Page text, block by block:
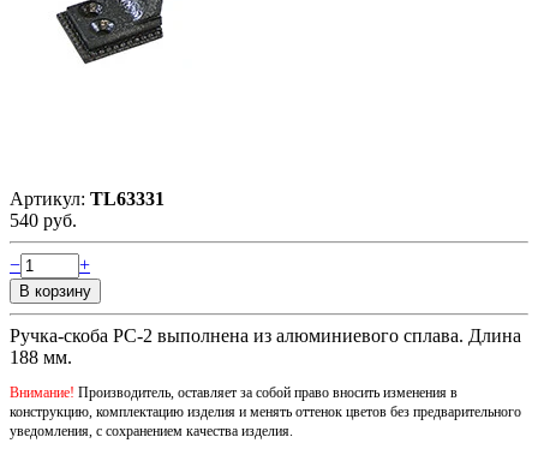
Артикул: TL63331
540 руб.
− +
Ручка-скоба РС-2 выполнена из алюминиевого сплава. Длина
188 мм.
Внимание! Производитель, оставляет за собой право вносить изменения в
конструкцию, комплектацию изделия и менять оттенок цветов без предварительного
уведомления, с сохранением качества изделия.